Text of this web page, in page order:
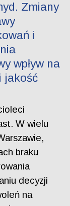
Zmiany
i
wpływ na
jakość
W wielu
braku
decyzji
na